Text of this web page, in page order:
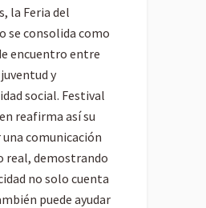
la Feria del
se consolida como
encuentro entre
y
social. Festival
reafirma así su
comunicación
real, demostrando
no solo cuenta
puede ayudar